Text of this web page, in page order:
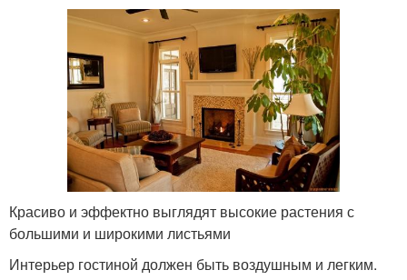
Красиво и эффектно выглядят высокие растения с
большими и широкими листьями
Интерьер гостиной должен быть воздушным и легким.